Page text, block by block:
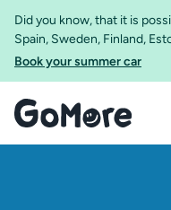
Did you know, that it is
Spain, Sweden, Finland,
Book your summer car